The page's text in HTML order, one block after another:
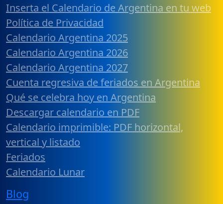
Inserta el Calendario de Argentina en tu web
Política de Privacidad
Calendario Argentina 2025
Calendario Argentina 2026
Calendario Argentina 2027
Cuenta regresiva de feriados en Argentina
Qué se celebra hoy en Argentina
Descargar calendario en PDF
Calendario imprimible: PDF horizontal,
vertical y listado
Feriados
Calendario Lunar
Blog